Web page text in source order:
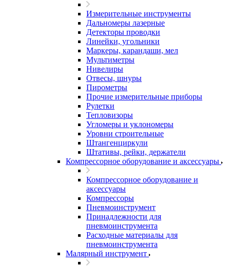
Измерительные инструменты
Дальномеры лазерные
Детекторы проводки
Линейки, угольники
Маркеры, карандаши, мел
Мультиметры
Нивелиры
Отвесы, шнуры
Пирометры
Прочие измерительные приборы
Рулетки
Тепловизоры
Угломеры и уклономеры
Уровни строительные
Штангенциркули
Штативы, рейки, держатели
Компрессорное оборудование и аксессуары
Компрессорное оборудование и
аксессуары
Компрессоры
Пневмоинструмент
Принадлежности для
пневмоинструмента
Расходные материалы для
пневмоинструмента
Малярный инструмент